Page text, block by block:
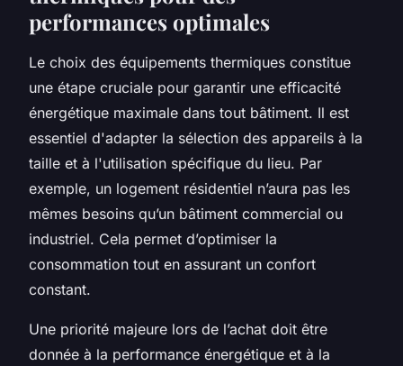
performances optimales
Le choix des équipements thermiques constitue
une étape cruciale pour garantir une efficacité
énergétique maximale dans tout bâtiment. Il est
essentiel d'adapter la sélection des appareils à la
taille et à l'utilisation spécifique du lieu. Par
exemple, un logement résidentiel n’aura pas les
mêmes besoins qu’un bâtiment commercial ou
industriel. Cela permet d’optimiser la
consommation tout en assurant un confort
constant.
Une priorité majeure lors de l’achat doit être
donnée à la performance énergétique et à la